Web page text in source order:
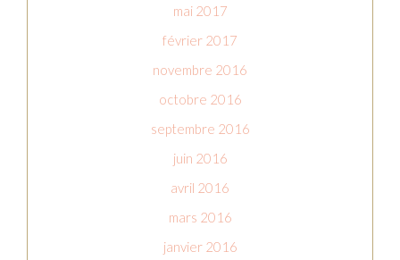
mai 2017
février 2017
novembre 2016
octobre 2016
septembre 2016
juin 2016
avril 2016
mars 2016
janvier 2016